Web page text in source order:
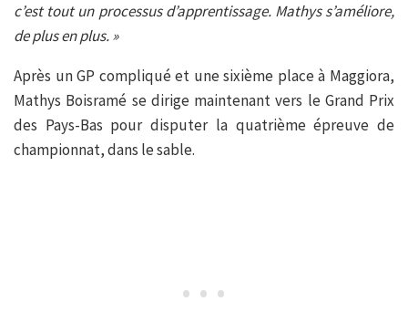
c’est tout un processus d’apprentissage. Mathys s’améliore,
de plus en plus. »
Après un GP compliqué et une sixième place à Maggiora,
Mathys Boisramé se dirige maintenant vers le Grand Prix
des Pays-Bas pour disputer la quatrième épreuve de
championnat, dans le sable.